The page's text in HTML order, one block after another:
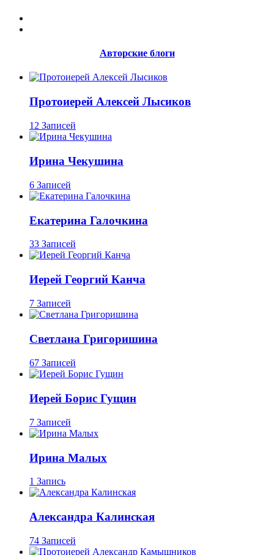
Авторские блоги
Протоиерей Алексей Лысиков
12 Записей
Ирина Чекушина
6 Записей
Екатерина Галочкина
33 Записей
Иерей Георгий Канча
7 Записей
Светлана Григоришина
67 Записей
Иерей Борис Гущин
7 Записей
Ирина Малых
1 Запись
Александра Калинская
74 Записей